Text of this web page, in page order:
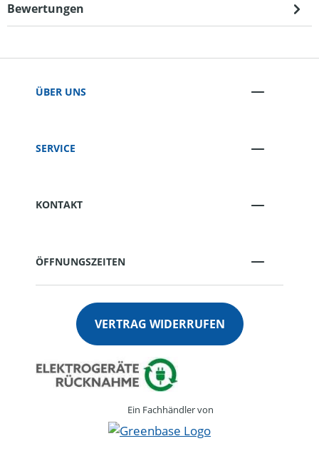
Bewertungen
ÜBER UNS
SERVICE
KONTAKT
ÖFFNUNGSZEITEN
VERTRAG WIDERRUFEN
Ein Fachhändler von